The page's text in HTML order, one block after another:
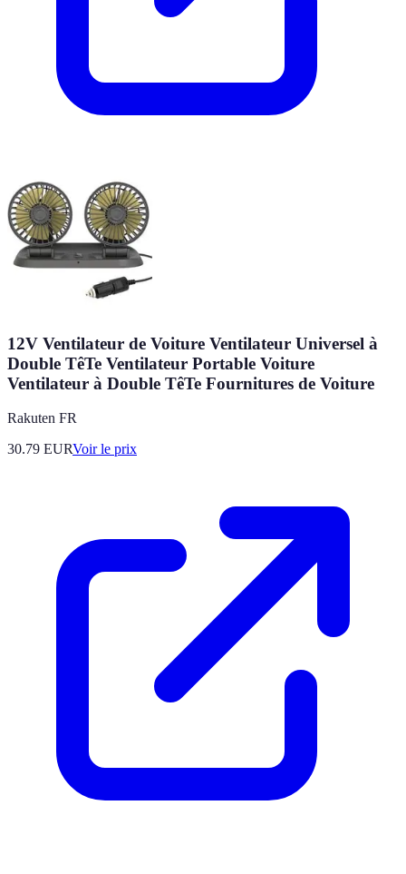
12V Ventilateur de Voiture Ventilateur Universel à
Double TêTe Ventilateur Portable Voiture
Ventilateur à Double TêTe Fournitures de Voiture
Rakuten FR
30.79 EURVoir le prix